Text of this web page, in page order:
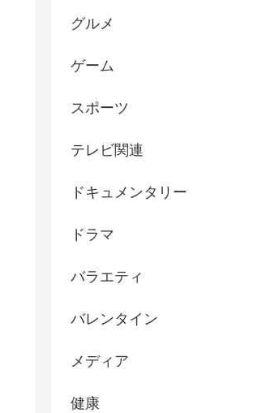
グルメ
ゲーム
スポーツ
テレビ関連
ドキュメンタリー
ドラマ
バラエティ
バレンタイン
メディア
健康